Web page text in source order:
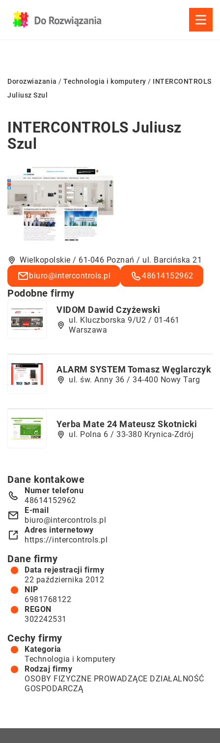
Dorozwiazania / Technologia i komputery / INTERCONTROLS
Juliusz Szul
INTERCONTROLS Juliusz
Szul
Wielkopolskie / 61-046 Poznań / ul. Barcińska 21
biuro@intercontrols.pl
48614152962
Podobne firmy
VIDOM Dawid Czyżewski
ul. Kluczborska 9/U2 / 01-461
Warszawa
ALARM SYSTEM Tomasz Węglarczyk
ul. św. Anny 36 / 34-400 Nowy Targ
Yerba Mate 24 Mateusz Skotnicki
ul. Polna 6 / 33-380 Krynica-Zdrój
Dane kontakowe
Numer telefonu
48614152962
E-mail
biuro@intercontrols.pl
Adres internetowy
https://intercontrols.pl
Dane firmy
Data rejestracji firmy
22 października 2012
NIP
6981768122
REGON
302242531
Cechy firmy
Kategoria
Technologia i komputery
Rodzaj firmy
OSOBY FIZYCZNE PROWADZĄCE DZIAŁALNOŚĆ
GOSPODARCZĄ